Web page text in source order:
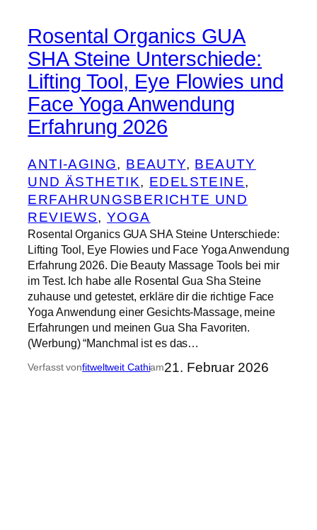
Rosental Organics GUA
SHA Steine Unterschiede:
Lifting Tool, Eye Flowies und
Face Yoga Anwendung
Erfahrung 2026
ANTI-AGING, BEAUTY, BEAUTY
UND ÄSTHETIK, EDELSTEINE
ERFAHRUNGSBERICHTE UND
REVIEWS, YOGA
Rosental Organics GUA SHA Steine Unterschiede:
Lifting Tool, Eye Flowies und Face Yoga Anwendung
Erfahrung 2026. Die Beauty Massage Tools bei mir
im Test. Ich habe alle Rosental Gua Sha Steine
zuhause und getestet, erkläre dir die richtige Face
Yoga Anwendung einer Gesichts-Massage, meine
Erfahrungen und meinen Gua Sha Favoriten.
(Werbung) “Manchmal ist es das…
Verfasst vonfitweltweit Cathiam21. Februar 2026